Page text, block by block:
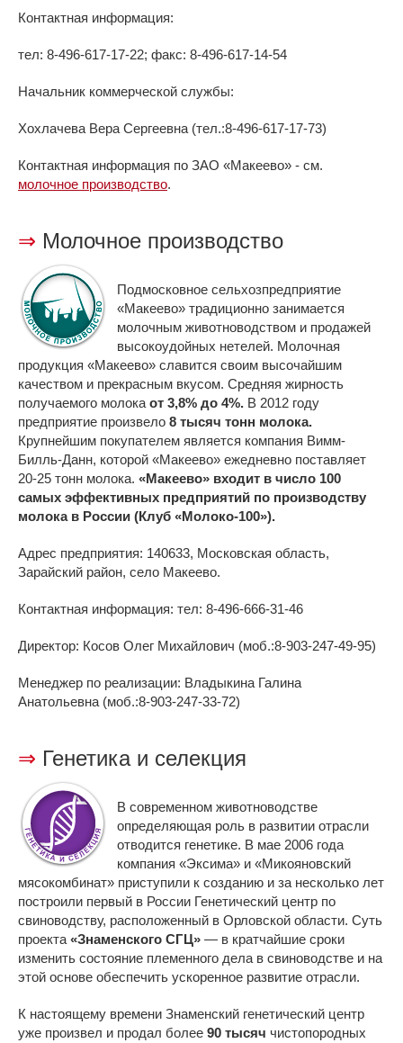
Контактная информация:
тел: 8-496-617-17-22; факс: 8-496-617-14-54
Начальник коммерческой службы:
Хохлачева Вера Сергеевна (тел.:8-496-617-17-73)
Контактная информация по ЗАО «Макеево» - см.
молочное производство.
⇒ Молочное производство
Подмосковное сельхозпредприятие
«Макеево» традиционно занимается
молочным животноводством и продажей
высокоудойных нетелей. Молочная
продукция «Макеево» славится своим высочайшим
качеством и прекрасным вкусом. Средняя жирность
получаемого молока от 3,8% до 4%. В 2012 году
предприятие произвело 8 тысяч тонн молока.
Крупнейшим покупателем является компания Вимм-
Билль-Данн, которой «Макеево» ежедневно поставляет
20-25 тонн молока. «Макеево» входит в число 100
самых эффективных предприятий по производству
молока в России (Клуб «Молоко-100»).
Адрес предприятия: 140633, Московская область,
Зарайский район, село Макеево.
Контактная информация: тел: 8-496-666-31-46
Директор: Косов Олег Михайлович (моб.:8-903-247-49-95)
Менеджер по реализации: Владыкина Галина
Анатольевна (моб.:8-903-247-33-72)
⇒ Генетика и селекция
В современном животноводстве
определяющая роль в развитии отрасли
отводится генетике. В мае 2006 года
компания «Эксима» и «Микояновский
мясокомбинат» приступили к созданию и за несколько лет
построили первый в России Генетический центр по
свиноводству, расположенный в Орловской области. Суть
проекта «Знаменского СГЦ» — в кратчайшие сроки
изменить состояние племенного дела в свиноводстве и на
этой основе обеспечить ускоренное развитие отрасли.
К настоящему времени Знаменский генетический центр
уже произвел и продал более 90 тысяч чистопородных